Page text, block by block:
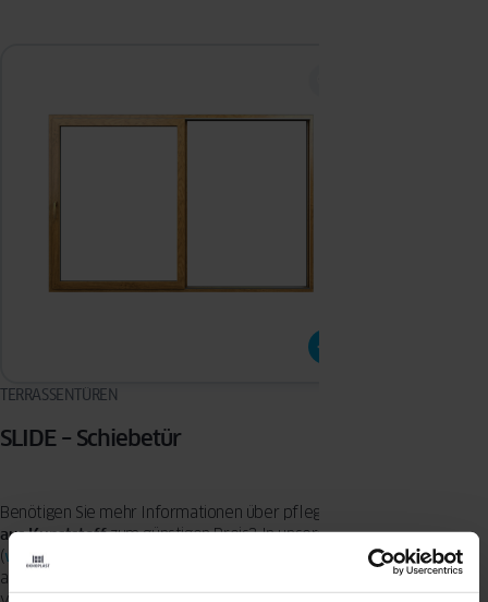
TERRASSENTÜREN
SLIDE – Schiebetür
Benötigen Sie mehr Informationen über pflegleichte
aus Kunststoffzum günstigen Preis? In unserem Produktangebot
(www.oknoplast.de/balkon-terrasse
) können Sie sich mit dem
aktuellen Angebot von Oknoplast vertraut machen. Terrassentüren